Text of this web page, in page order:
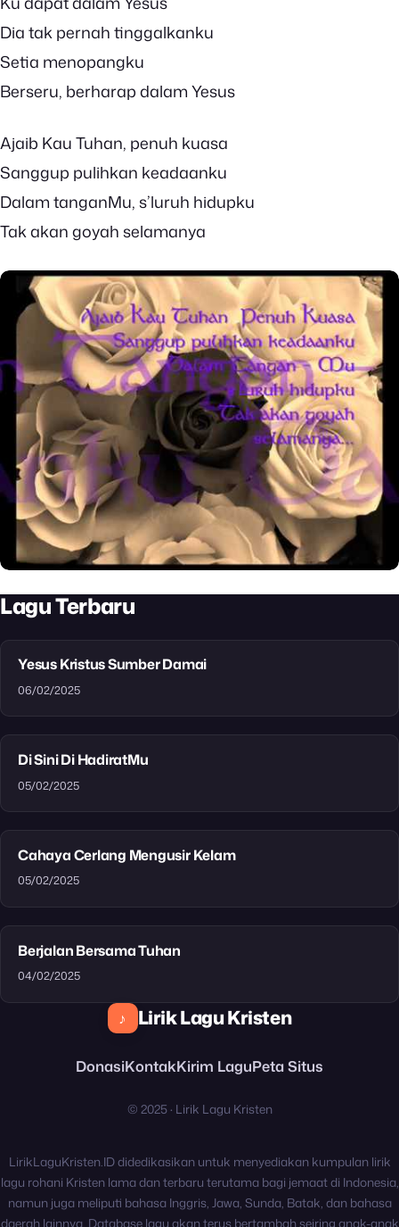
Dia tak pernah tinggalkanku
Setia menopangku
Berseru, berharap dalam Yesus
Ajaib Kau Tuhan, penuh kuasa
Sanggup pulihkan keadaanku
Dalam tanganMu, s’luruh hidupku
Tak akan goyah selamanya
Lagu Terbaru
Yesus Kristus Sumber Damai
06/02/2025
Di Sini Di HadiratMu
05/02/2025
Cahaya Cerlang Mengusir Kelam
05/02/2025
Berjalan Bersama Tuhan
04/02/2025
♪ Lirik Lagu Kristen
DonasiKontakKirim LaguPeta Situs
© 2025 · Lirik Lagu Kristen
LirikLaguKristen.ID didedikasikan untuk menyediakan kumpulan lirik
lagu rohani Kristen lama dan terbaru terutama bagi jemaat di Indonesia,
namun juga meliputi bahasa Inggris, Jawa, Sunda, Batak, dan bahasa
daerah lainnya. Database lagu akan terus bertambah seiring anak-anak